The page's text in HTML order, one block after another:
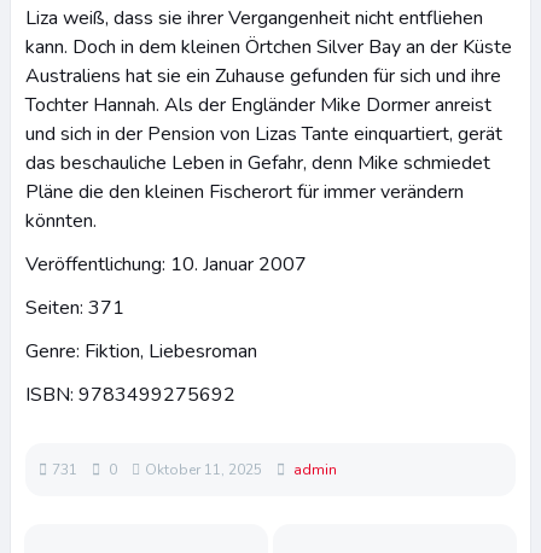
Liza weiß, dass sie ihrer Vergangenheit nicht entfliehen
kann. Doch in dem kleinen Örtchen Silver Bay an der Küste
Australiens hat sie ein Zuhause gefunden für sich und ihre
Tochter Hannah. Als der Engländer Mike Dormer anreist
und sich in der Pension von Lizas Tante einquartiert, gerät
das beschauliche Leben in Gefahr, denn Mike schmiedet
Pläne die den kleinen Fischerort für immer verändern
könnten.
Veröffentlichung: 10. Januar 2007
Seiten: 371
Genre: Fiktion, Liebesroman
ISBN: 9783499275692
731 0 Oktober 11, 2025 admin